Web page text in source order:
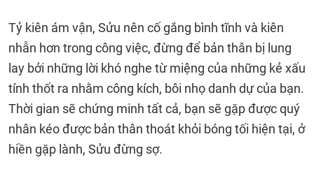
Tỷ kiên ám vận, Sửu nên cố gắng bình tĩnh và kiên
nhẫn hơn trong công việc, đừng để bản thân bị lung
lay bởi những lời khó nghe từ miệng của những kẻ xấu
tính thốt ra nhằm công kích, bôi nhọ danh dự của bạn.
Thời gian sẽ chứng minh tất cả, bạn sẽ gặp được quý
nhân kéo được bản thân thoát khỏi bóng tối hiện tại, ở
hiền gặp lành, Sửu đừng sợ.